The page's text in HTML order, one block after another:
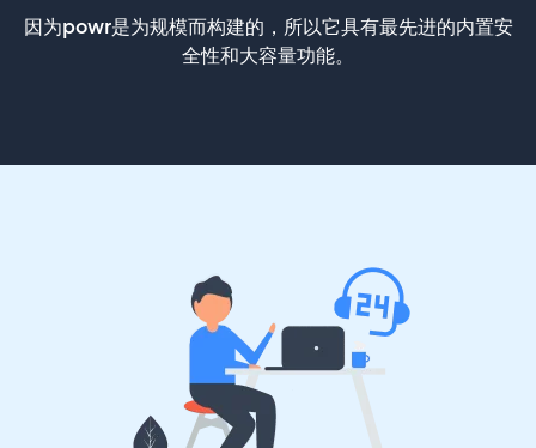
因为powr是为规模而构建的，所以它具有最先进的内置安
全性和大容量功能。